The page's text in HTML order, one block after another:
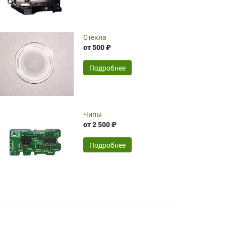
широкий ассортимент ламп, как оригиналов,
так и аналогов.Быстрое оформление и
передача в доставку, приемлемые цены. Мне
понравилось.
Читать полностью
16.04.2026
Стекла
от 500 ₽
Подробнее
Чипы
от 2 500 ₽
Подробнее